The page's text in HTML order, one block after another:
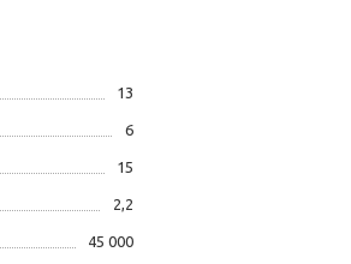
13
6
15
2,2
45 000